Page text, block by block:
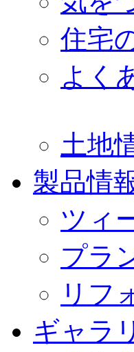
住宅
よく
土地
製品情
ツィ
プラ
リフ
ギャラ